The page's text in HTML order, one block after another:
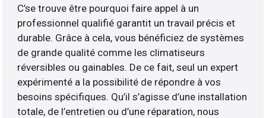
C’se trouve être pourquoi faire appel à un
professionnel qualifié garantit un travail précis et
durable. Grâce à cela, vous bénéficiez de systèmes
de grande qualité comme les climatiseurs
réversibles ou gainables. De ce fait, seul un expert
expérimenté a la possibilité de répondre à vos
besoins spécifiques. Qu’il s’agisse d’une installation
totale, de l’entretien ou d’une réparation, nous